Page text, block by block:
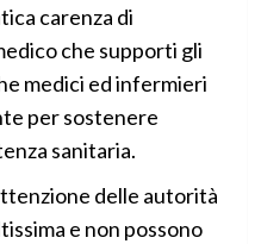
carenza di
che supporti gli
medici ed infermieri
per sostenere
sanitaria.
delle autorità
e non possono